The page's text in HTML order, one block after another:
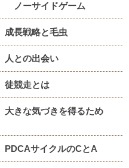
ノーサイドゲーム
成長戦略と毛虫
人との出会い
徒競走とは
大きな気づきを得るため
PDCAサイクルのCとA